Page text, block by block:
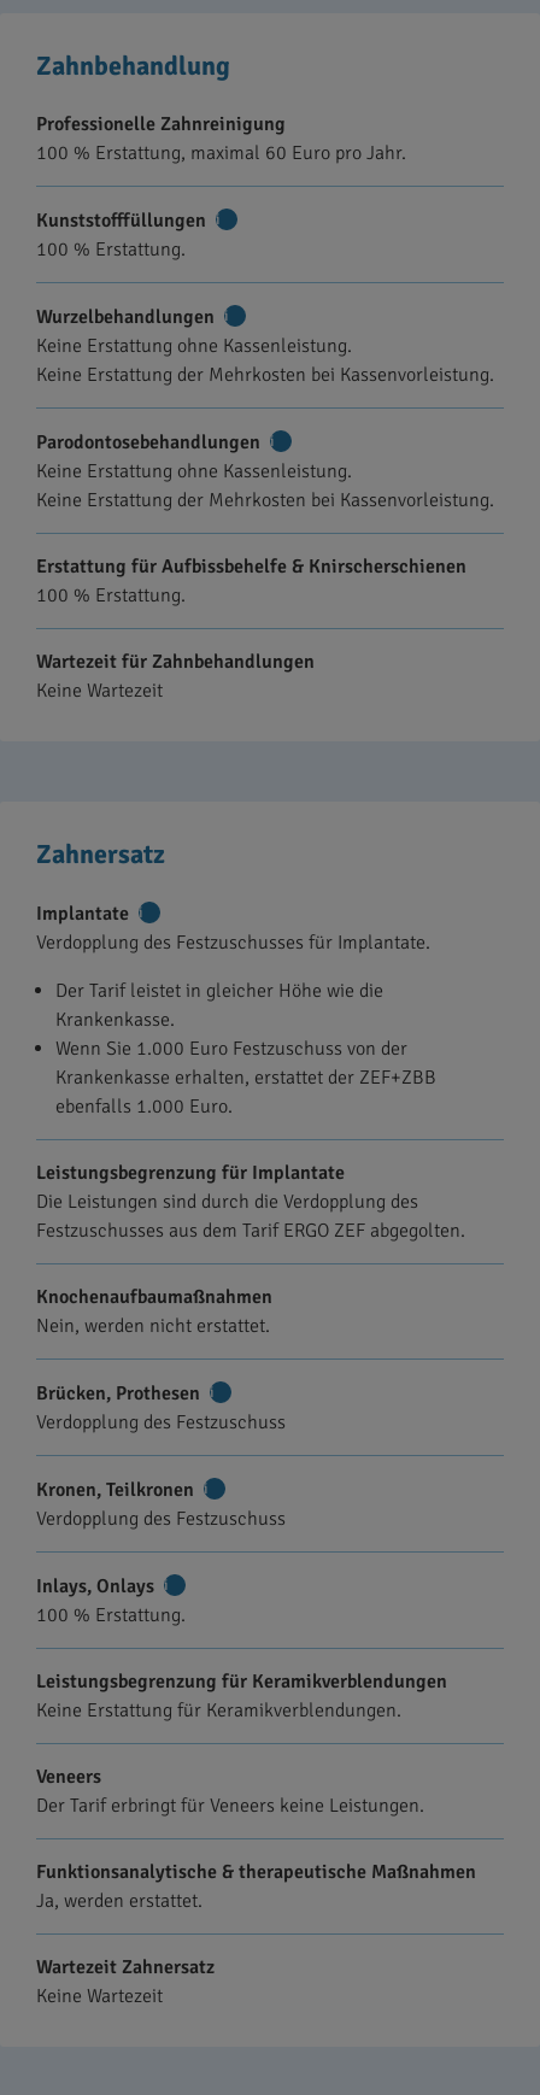
Zahnbehandlung
Professionelle Zahnreinigung
100 % Erstattung, maximal 60 Euro pro Jahr.
Kunststofffüllungen
100 % Erstattung.
Wurzelbehandlungen
Informationen
Keine Erstattung ohne Kassenleistung.
Keine Erstattung der Mehrkosten bei Kassenvorleistung.
Parodontosebehandlungen
Informationen
Keine Erstattung ohne Kassenleistung.
Keine Erstattung der Mehrkosten bei Kassenvorleistung.
Erstattung für Aufbissbehelfe & Knirscherschienen
100 % Erstattung.
Wartezeit für Zahnbehandlungen
Keine Wartezeit
Zahnersatz
Implantate
Informationen
Verdopplung des Festzuschusses für Implantate.
Der Tarif leistet in gleicher Höhe wie die
Krankenkasse.
Wenn Sie 1.000 Euro Festzuschuss von der
Krankenkasse erhalten, erstattet der ZEF+ZBB
ebenfalls 1.000 Euro.
Leistungsbegrenzung für Implantate
Die Leistungen sind durch die Verdopplung des
Festzuschusses aus dem Tarif ERGO ZEF abgegolten.
Knochenaufbaumaßnahmen
Nein, werden nicht erstattet.
Brücken, Prothesen
Informationen
Verdopplung des Festzuschuss
Kronen, Teilkronen
Informationen
Verdopplung des Festzuschuss
Inlays, Onlays
Informationen
100 % Erstattung.
Leistungsbegrenzung für Keramikverblendungen
Keine Erstattung für Keramikverblendungen.
Veneers
Der Tarif erbringt für Veneers keine Leistungen.
Funktionsanalytische & therapeutische Maßnahmen
Ja, werden erstattet.
Wartezeit Zahnersatz
Keine Wartezeit